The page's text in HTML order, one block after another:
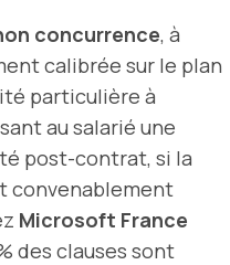
concurrence, à
calibrée sur le plan
particulière à
au salarié une
post-contrat, si la
convenablement
Microsoft France
des clauses sont